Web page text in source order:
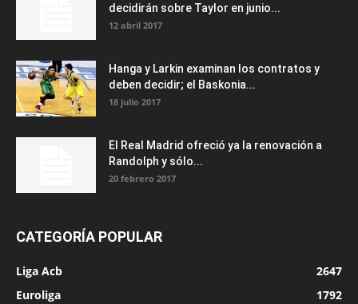
decidirán sobre Taylor en junio...
12 abril 2017
Hanga y Larkin examinan los contratos y
deben decidir; el Baskonia...
18 julio 2017
El Real Madrid ofreció ya la renovación a
Randolph y sólo...
20 febrero 2017
CATEGORÍA POPULAR
Liga Acb
2647
Euroliga
1792